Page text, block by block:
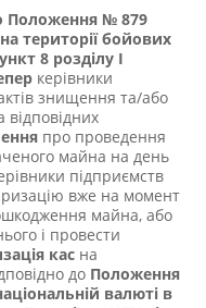
Положення № 879
території бойових
8 розділу І
керівники
знищення та/або
про проведення
майна на день
підприємств
вже на момент
майна, або
і провести
кас на
до Положення
валюті в